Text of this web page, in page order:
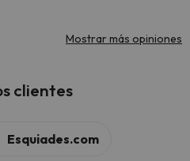
Mostrar más opiniones
clientes
Esquiades.com